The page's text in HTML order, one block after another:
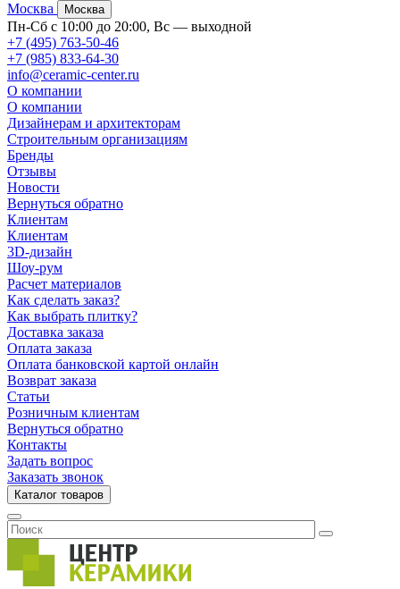
Москва
Москва
Пн-Сб с 10:00 до 20:00, Вс — выходной
+7 (495) 763-50-46
+7 (985) 833-64-30
info@ceramic-center.ru
О компании
О компании
Дизайнерам и архитекторам
Строительным организациям
Бренды
Отзывы
Новости
Вернуться обратно
Клиентам
Клиентам
3D-дизайн
Шоу-рум
Расчет материалов
Как сделать заказ?
Как выбрать плитку?
Доставка заказа
Оплата заказа
Оплата банковской картой онлайн
Возврат заказа
Статьи
Розничным клиентам
Вернуться обратно
Контакты
Задать вопрос
Заказать звонок
Каталог товаров